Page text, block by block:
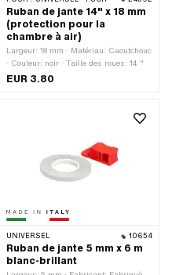
Ruban de jante 14" x 18 mm
(protection pour la
chambre à air)
Largeur: 18 mm · Matériau: Caoutchouc
· Couleur: noir · Taille des roues: 14 "
EUR 3.80
UNIVERSEL 10654
Ruban de jante 5 mm x 6 m
blanc-brillant